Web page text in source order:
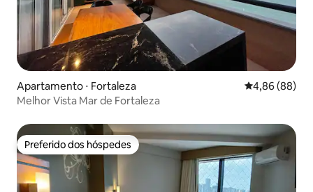
Apartamento ⋅ Fortaleza 4,86 de uma
4,86 (88)
Melhor Vista Mar de Fortaleza
Preferido dos hóspedes
Preferido dos hóspedes